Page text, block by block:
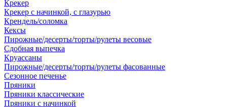
Крекер
Крекер с начинкой, с глазурью
Крендель/соломка
Кексы
Пирожные/десерты/торты/рулеты весовые
Сдобная выпечка
Круассаны
Пирожные/десерты/торты/рулеты фасованные
Сезонное печенье
Пряники
Пряники классические
Пряники с начинкой